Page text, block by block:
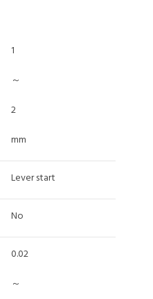
1
～
2
mm
Lever start
No
0.02
～